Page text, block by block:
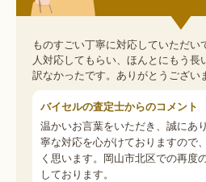
ものすごい丁寧に対応していただ
人対応してもらい、ほんとにもう長
訳なかったです。ありがとうござい
バイセルの査定士からのコメント
温かいお言葉をいただき、誠にあ
寧な対応を心がけておりますので
く思います。岡山市北区での再度
しております。